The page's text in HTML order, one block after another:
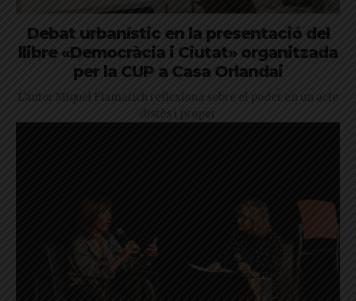
Debat urbanístic en la presentació del
llibre «Democràcia i Ciutat» organitzada
per la CUP a Casa Orlandai
L'autor Miquel Flamarich reflexiona sobre el poder en un acte
distès i proper